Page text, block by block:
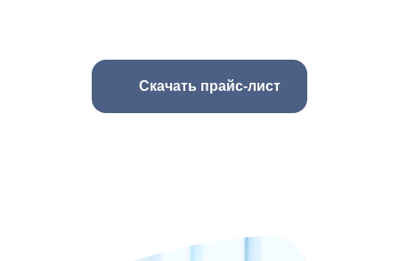
Скачать прайс-лист